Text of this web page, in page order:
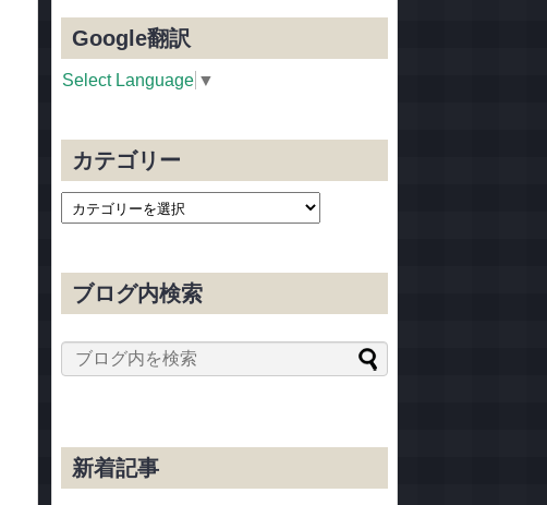
Google翻訳
Select Language ▼
カテゴリー
ブログ内検索
新着記事